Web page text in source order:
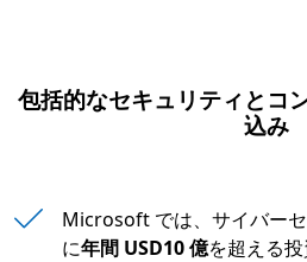
包括的なセキュリティとコ
込み
Microsoft では、サイバー
に年間 USD10 億を超える投